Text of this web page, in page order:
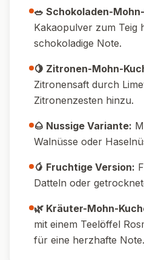
🥗 Schokoladen-
Kakaopulver zum Teig
schokoladige Note.
🍋 Zitronen-Mohn-
Zitronensaft durch
Zitronenzesten hinzu.
🌰 Nussige Variante:
Walnüsse oder
🥭 Fruchtige Version:
Datteln oder
🌿 Kräuter-Mohn-
mit einem Teelöffel
für eine herzhafte Note.